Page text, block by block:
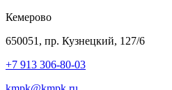
Кемерово
650051, пр. Кузнецкий, 127/6
+7 913 306-80-03